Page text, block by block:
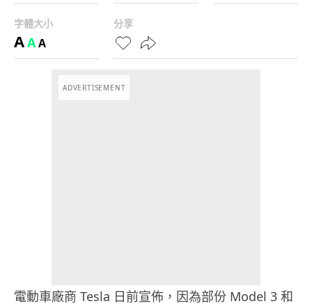
字體大小
AAA
分享
ADVERTISEMENT
電動車廠商 Tesla 日前宣佈，因為部份 Model 3 和